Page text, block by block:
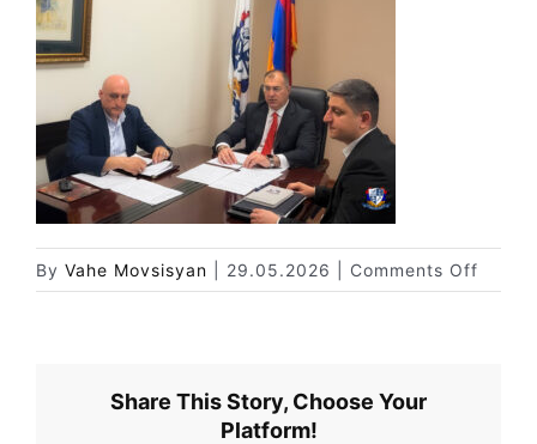
Փորձաքննությունների տեսակները
Նորություններ
Գրադարան
Կայքի քարտեզ
By Vahe Movsisyan 29.05.2026 Comments Off
1
Share This Story, Choose Your
Platform!